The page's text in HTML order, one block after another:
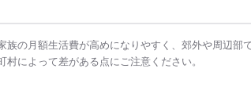
族の月額生活費が高めになりやすく、郊外や周辺部
によって差がある点にご注意ください。